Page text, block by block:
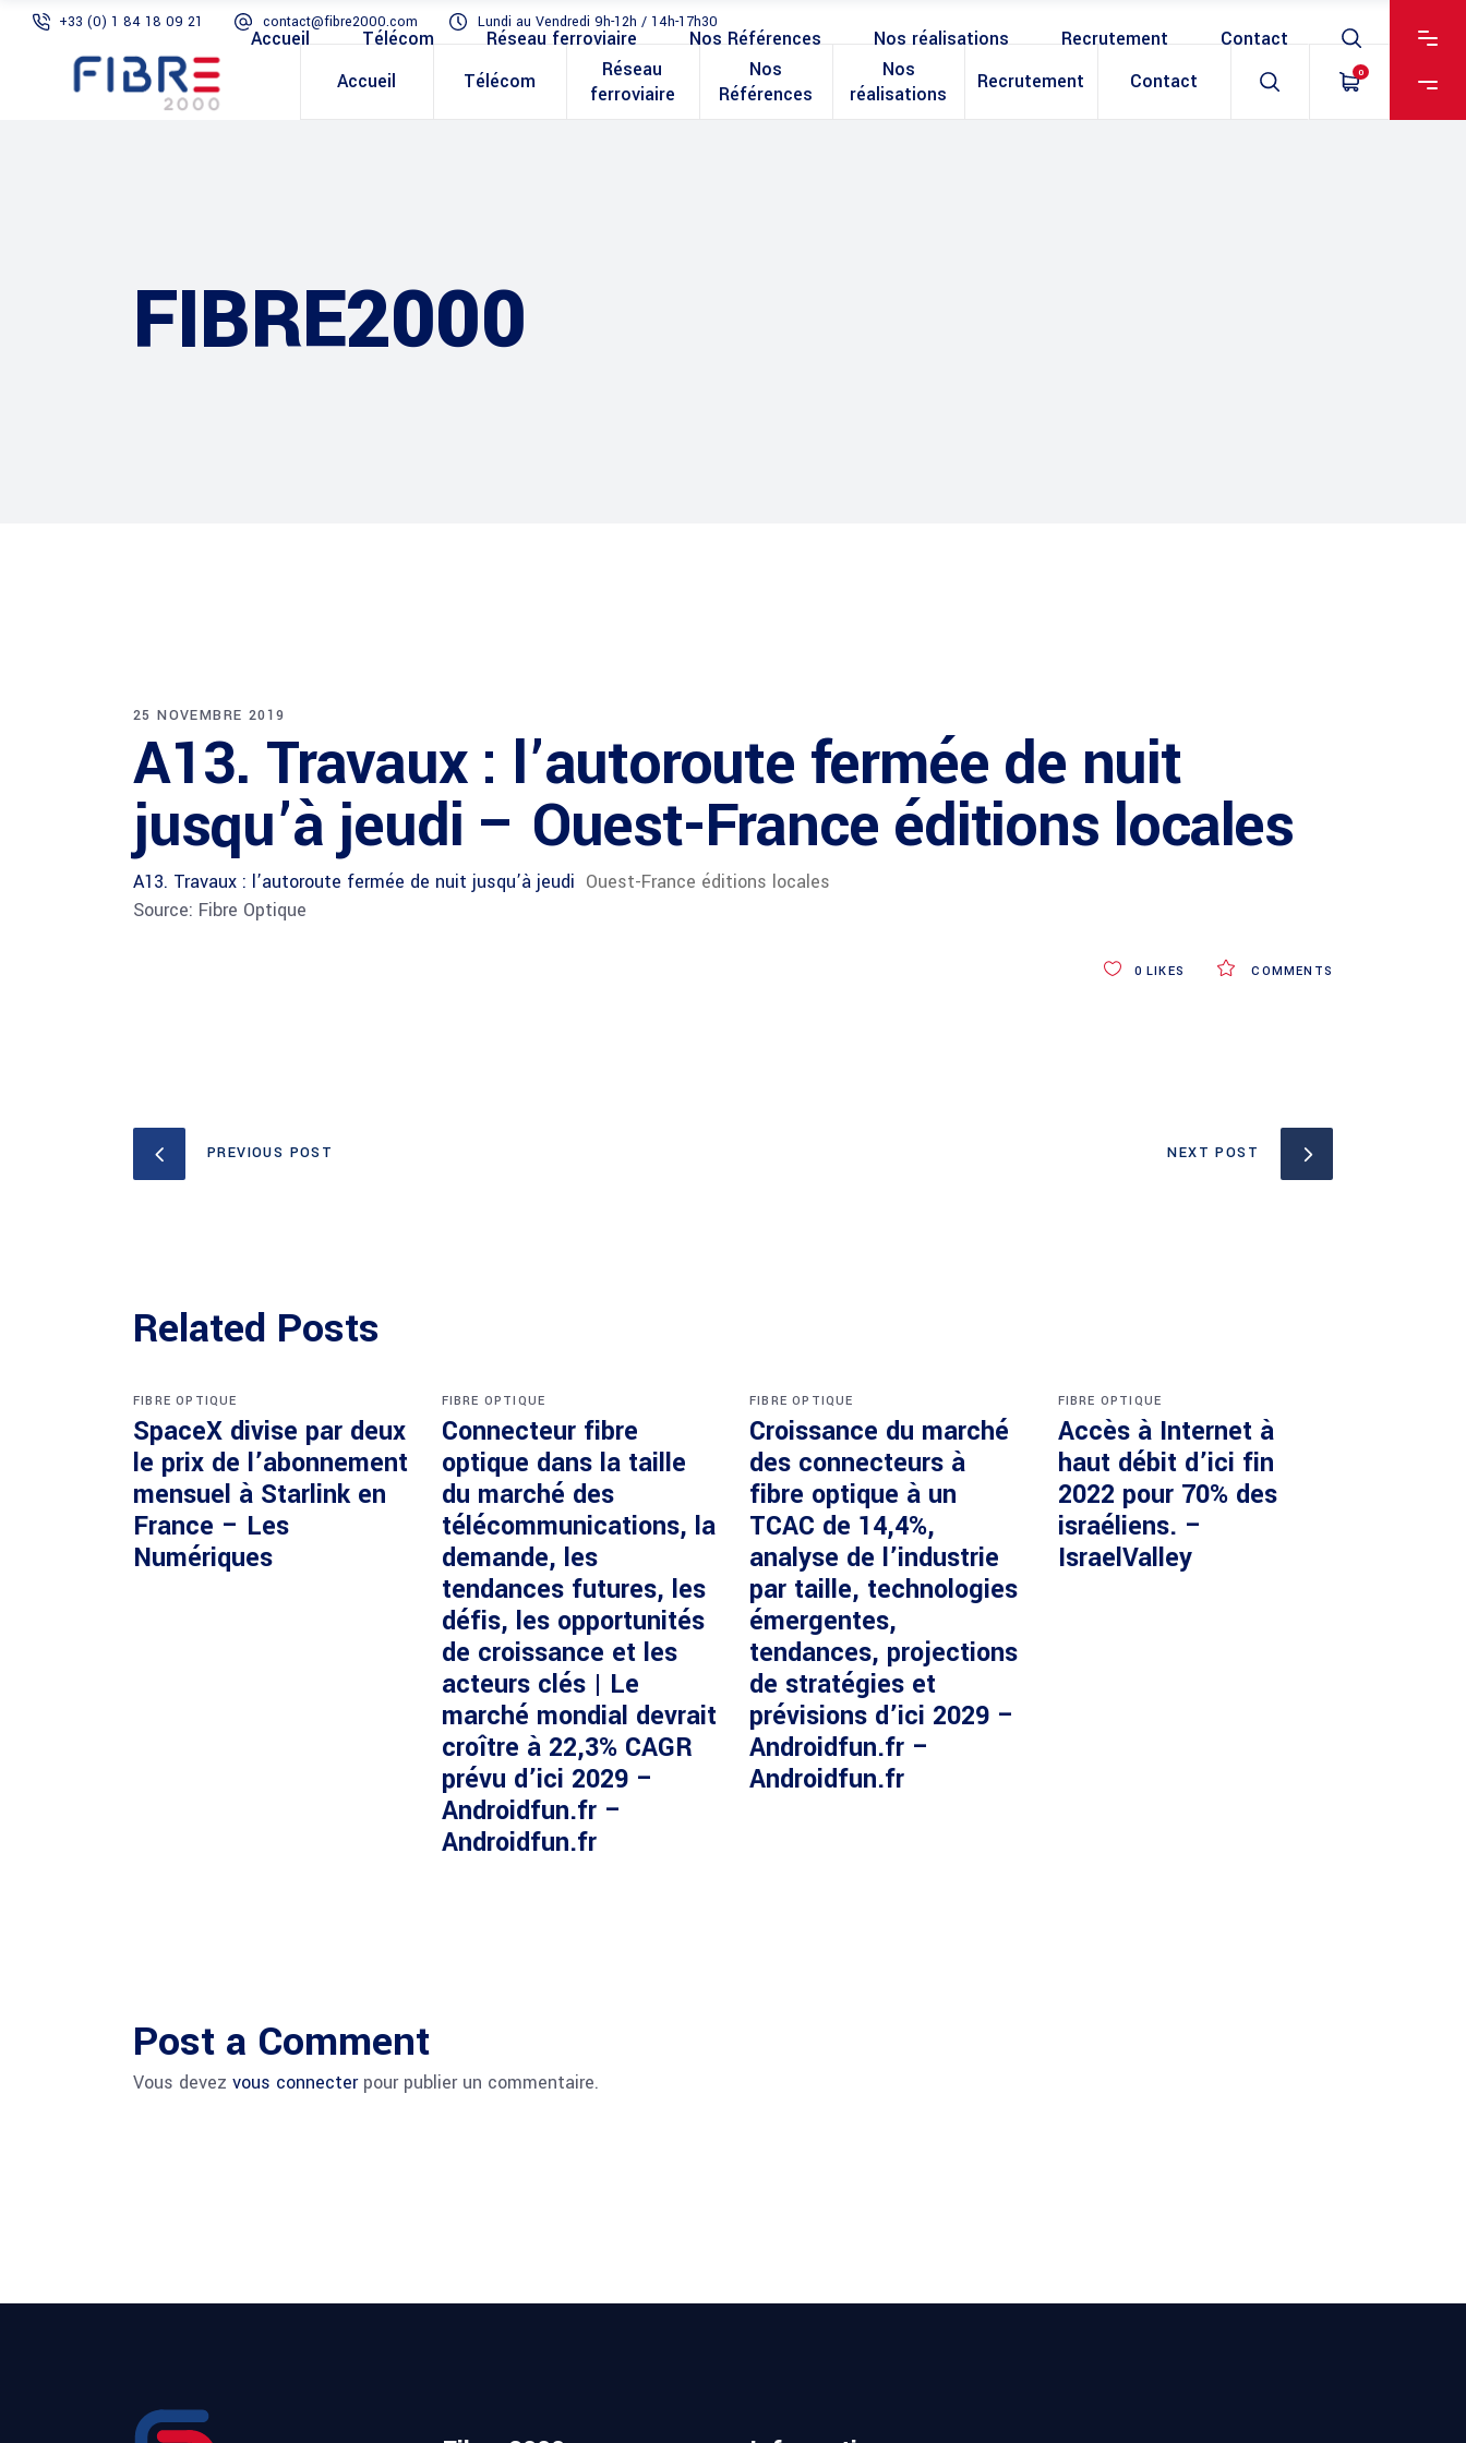
+33 (0) 1 84 18 09 21 contact@fibre2000.com Lundi au Vendredi 9h-12h / 14h-17h30
Accueil Télécom
Réseau
ferroviaire
Nos
Références
Nos
réalisations
Recrutement Contact 0
Accueil Télécom Réseau ferroviaire Nos Références Nos réalisations Recrutement Contact
FIBRE2000
25 NOVEMBRE 2019
A13. Travaux : l’autoroute fermée de nuit
jusqu’à jeudi – Ouest-France éditions locales
A13. Travaux : l’autoroute fermée de nuit jusqu’à jeudi Ouest-France éditions locales
Source: Fibre Optique
COMMENTS
0 LIKES
PREVIOUS POST NEXT POST
Related Posts
FIBRE OPTIQUE
SpaceX divise par deux
le prix de l’abonnement
mensuel à Starlink en
France – Les
Numériques
FIBRE OPTIQUE
Connecteur fibre
optique dans la taille
du marché des
télécommunications, la
demande, les
tendances futures, les
défis, les opportunités
de croissance et les
acteurs clés | Le
marché mondial devrait
croître à 22,3% CAGR
prévu d’ici 2029 –
Androidfun.fr –
Androidfun.fr
FIBRE OPTIQUE
Croissance du marché
des connecteurs à
fibre optique à un
TCAC de 14,4%,
analyse de l’industrie
par taille, technologies
émergentes,
tendances, projections
de stratégies et
prévisions d’ici 2029 –
Androidfun.fr –
Androidfun.fr
FIBRE OPTIQUE
Accès à Internet à
haut débit d’ici fin
2022 pour 70% des
israéliens. –
IsraelValley
Post a Comment
Vous devez vous connecterpour publier un commentaire.